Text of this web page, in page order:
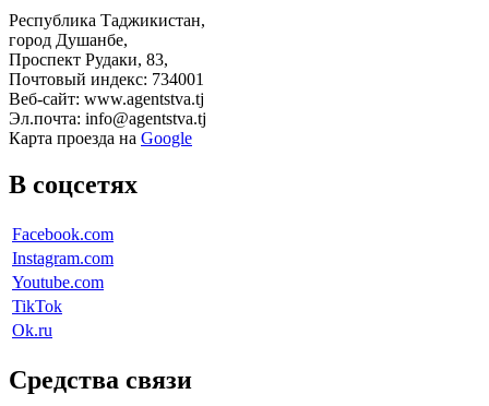
Республика Таджикистан,
город Душанбе,
Проспект Рудаки, 83,
Почтовый индекс: 734001
Веб-сайт: www.agentstva.tj
Эл.почта: info@agentstva.tj
Карта проезда на Google
В соцсетях
Facebook.com
Instagram.com
Youtube.com
TikTok
Ok.ru
Средства связи